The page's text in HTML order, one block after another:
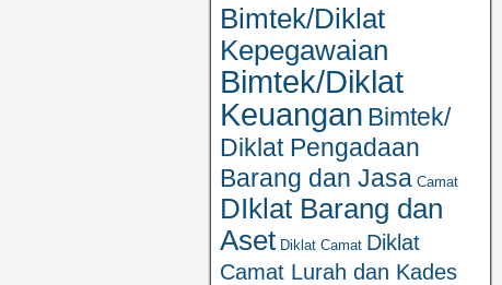
Bimtek/Diklat
Kepegawaian
Bimtek/Diklat
Keuangan Bimtek/
Diklat Pengadaan
Barang dan Jasa Camat
DIklat Barang dan
Aset Diklat Camat Diklat
Camat Lurah dan Kades